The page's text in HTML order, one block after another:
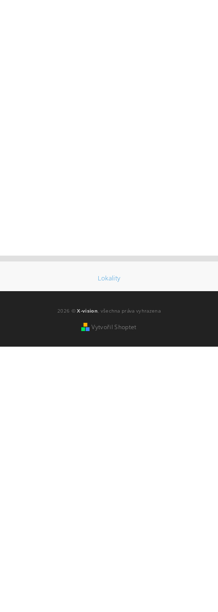
Lokality
2026 ©X-vision, všechna práva vyhrazena
Vytvořil Shoptet